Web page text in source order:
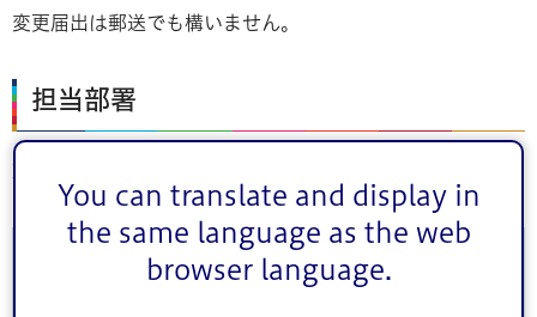
You can translate and display in
the same language as the web
browser language.
変更届出は郵送でも構いません。
担当部署
環境課指導係 電話番号：03-5662-1995
このページに関するお問い合わせ